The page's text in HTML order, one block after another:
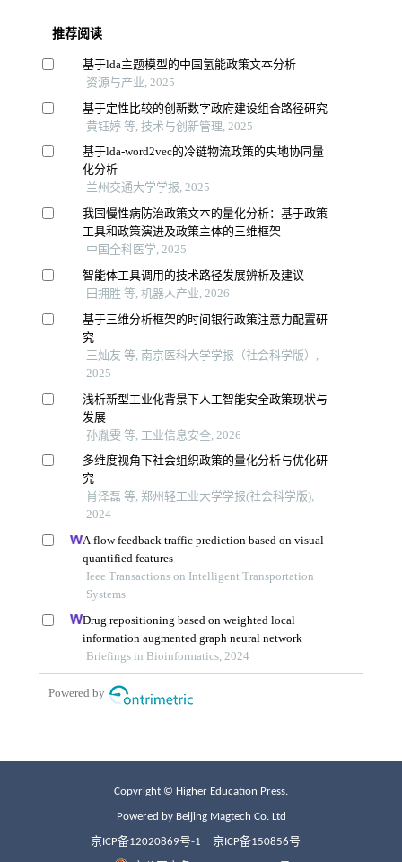
Copyright © Higher Education Press.
Powered by Beijing Magtech Co. Ltd
京ICP备12020869号-1 京ICP备150856号